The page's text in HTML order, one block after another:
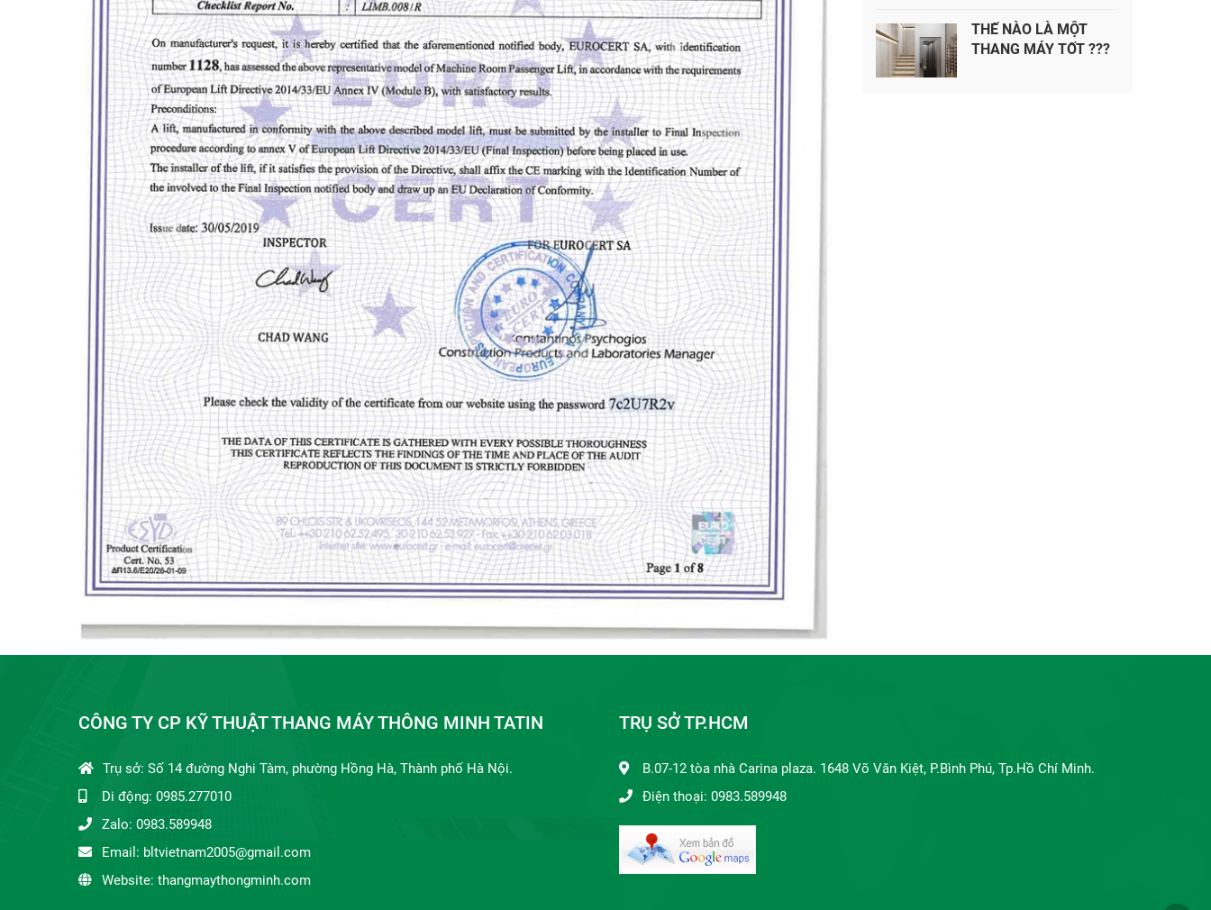
THẾ NÀO LÀ MỘT
THANG MÁY TỐT ???
CÔNG TY CP KỸ THUẬT THANG MÁY THÔNG MINH TATIN
Trụ sở: Số 14 đường Nghi Tàm, phường Hồng Hà, Thành phố Hà Nội.
Di động: 0985.277010
Zalo: 0983.589948
Email: bltvietnam2005@gmail.com
Website: thangmaythongminh.com
TRỤ SỞ TP.HCM
B.07-12 tòa nhà Carina plaza. 1648 Võ Văn Kiệt, P.Bình Phú, Tp.Hồ Chí Minh.
Điện thoại: 0983.589948